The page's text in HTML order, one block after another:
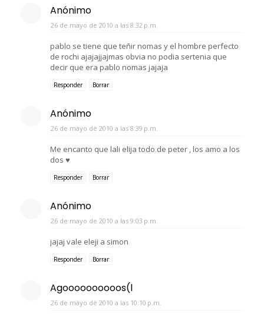
Anónimo
26 de mayo de 2010 a las 8:32 p.m.
pablo se tiene que teñir nomas y el hombre perfecto
de rochi ajajajjajmas obvia no podia sertenia que
decir que era pablo nomas jajaja
Responder Borrar
Anónimo
26 de mayo de 2010 a las 8:39 p.m.
Me encanto que lali elija todo de peter , los amo a los
dos ♥
Responder Borrar
Anónimo
26 de mayo de 2010 a las 9:03 p.m.
jajaj vale eleji a simon
Responder Borrar
Agoooooooooos(l
26 de mayo de 2010 a las 10:10 p.m.